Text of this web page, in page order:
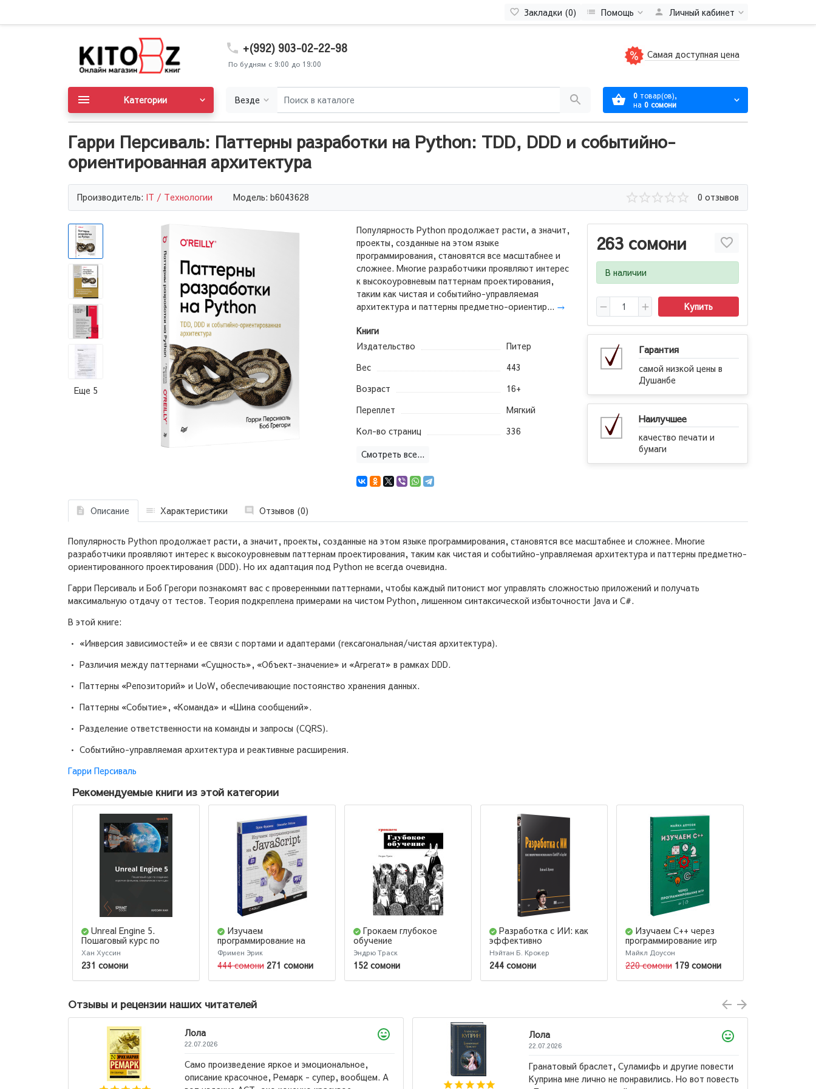
Закладки (0) Помощь Личный кабинет
+(992) 903-02-22-98
По будням с 9:00 до 19:00
Самая доступная цена
Везде 0 товар(ов),
на 0 сомони
Категории
Гарри Персиваль: Паттерны разработки на Python: TDD, DDD и событийно-
ориентированная архитектура
Производитель: IT / Технологии Модель: b6043628 0 отзывов
Еще 5
263 сомони
В наличии
Купить
Гарантия
самой низкой цены в
Душанбе
Наилучшее
качество печати и
бумаги
Популярность Python продолжает расти, а значит,
проекты, созданные на этом языке
программирования, становятся все масштабнее и
сложнее. Многие разработчики проявляют интерес
к высокоуровневым паттернам проектирования,
таким как чистая и событийно-управляемая
архитектура и паттерны предметно-ориентир... →
Книги
Издательство
Питер
Вес
443
Возраст
16+
Переплет
Мягкий
Кол-во страниц
336
Смотреть все...
Описание Характеристики Отзывов (0)
Популярность Python продолжает расти, а значит, проекты, созданные на этом языке программирования, становятся все масштабнее и сложнее. Многие
разработчики проявляют интерес к высокоуровневым паттернам проектирования, таким как чистая и событийно-управляемая архитектура и паттерны предметно-
ориентированного проектирования (DDD). Но их адаптация под Python не всегда очевидна.
Гарри Персиваль и Боб Грегори познакомят вас с проверенными паттернами, чтобы каждый питонист мог управлять сложностью приложений и получать
максимальную отдачу от тестов. Теория подкреплена примерами на чистом Python, лишенном синтаксической избыточности Java и C#.
В этой книге:
• «Инверсия зависимостей» и ее связи с портами и адаптерами (гексагональная/чистая архитектура).
• Различия между паттернами «Сущность», «Объект-значение» и «Агрегат» в рамках DDD.
• Паттерны «Репозиторий» и UoW, обеспечивающие постоянство хранения данных.
• Паттерны «Событие», «Команда» и «Шина сообщений».
• Разделение ответственности на команды и запросы (CQRS).
• Событийно-управляемая архитектура и реактивные расширения.
Гарри Персиваль
Рекомендуемые книги из этой категории
Unreal Engine 5.
Пошаговый курс по
созданию коротких
фильмов и синематиков
Хан Хуссин
231 сомони
Изучаем
программирование на
JavaScript
Фримен Эрик
444 сомони 271 сомони
Грокаем глубокое
обучение
Эндрю Траск
152 сомони
Разработка с ИИ: как
эффективно
использовать ChatGPT и
Copilot
Нэйтан Б. Крокер
244 сомони
Изучаем C++ через
программирование игр
Майкл Доусон
220 сомони 179 сомони
Отзывы и рецензии наших читателей
Лола
22.07.2026
Само произведение яркое и эмоциональное,
описание красочное, Ремарк - супер, вообщем. А
Лола
22.07.2026
Гранатовый браслет, Суламифь и другие повести
Куприна мне лично не понравились. Но вот повесть